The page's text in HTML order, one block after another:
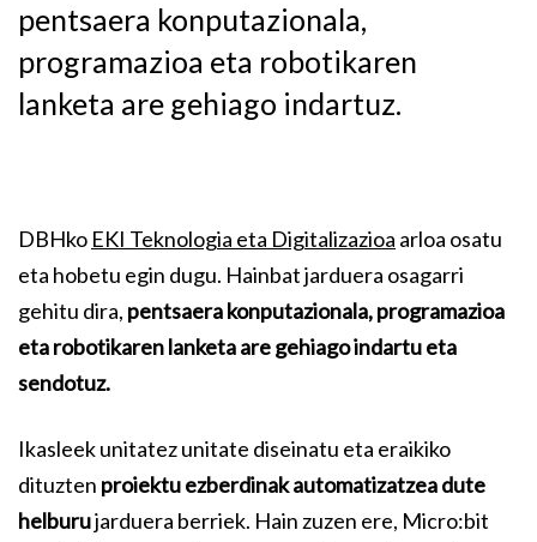
pentsaera konputazionala,
programazioa eta robotikaren
lanketa are gehiago indartuz.
DBHko EKI Teknologia eta Digitalizazioa arloa osatu
eta hobetu egin dugu. Hainbat jarduera osagarri
gehitu dira, pentsaera konputazionala, programazioa
eta robotikaren lanketa are gehiago indartu eta
sendotuz.
Ikasleek unitatez unitate diseinatu eta eraikiko
dituzten proiektu ezberdinak automatizatzea dute
helburujarduera berriek. Hain zuzen ere, Micro:bit